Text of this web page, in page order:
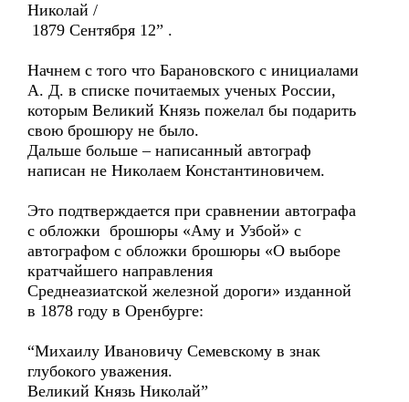
Николай /
1879 Сентября 12” .
Начнем с того что Барановского с инициалами
А. Д. в списке почитаемых ученых России,
которым Великий Князь пожелал бы подарить
свою брошюру не было.
Дальше больше – написанный автограф
написан не Николаем Константиновичем.
Это подтверждается при сравнении автографа
с обложки брошюры «Аму и Узбой» с
автографом с обложки брошюры «О выборе
кратчайшего направления
Среднеазиатской железной дороги» изданной
в 1878 году в Оренбурге:
“Михаилу Ивановичу Семевскому в знак
глубокого уважения.
Великий Князь Николай”